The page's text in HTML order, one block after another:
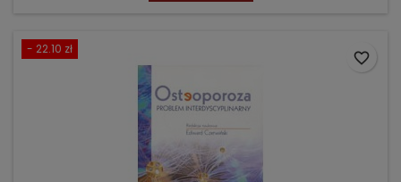
- 22.10 zł
favorite_border